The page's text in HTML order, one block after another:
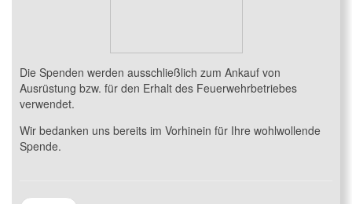
Die Spenden werden ausschließlich zum Ankauf von
Ausrüstung bzw. für den Erhalt des Feuerwehrbetriebes
verwendet.
Wir bedanken uns bereits im Vorhinein für Ihre wohlwollende
Spende.